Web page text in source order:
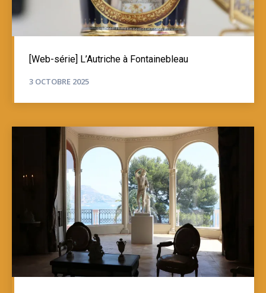
[Web-série] L’Autriche à Fontainebleau
3 OCTOBRE 2025